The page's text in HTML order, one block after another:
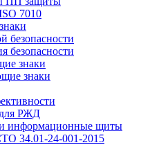
7010
безопасности
безопасности
знаки
знаки
для РЖД
и информационные щиты
34.01-24-001-2015